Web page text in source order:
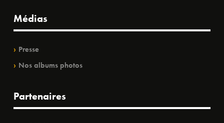
Médias
Presse
Nos albums photos
Partenaires